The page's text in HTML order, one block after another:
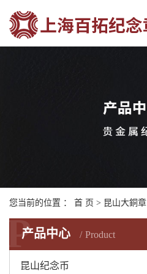
您当前的位置 ： 首 页 > 昆山大銅章
产品中心 Product
P
昆山纪念币